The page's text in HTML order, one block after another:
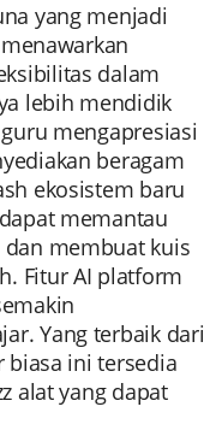
yang menjadi
dalam
lebih mendidik
mengapresiasi
beragam
ekosistem baru
memantau
membuat kuis
Fitur AI platform
Yang terbaik dari
biasa ini tersedia
alat yang dapat